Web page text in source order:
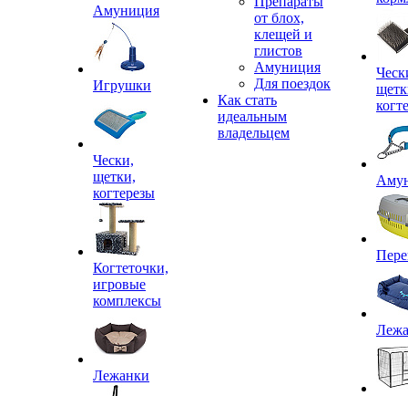
Амуниция
Игрушки
Чески,
щетки,
когтерезы
Когтеточки,
игровые
комплексы
Лежанки
от блох,
клещей и
глистов
Амуниция
Для поездок
Как стать
идеальным
владельцем